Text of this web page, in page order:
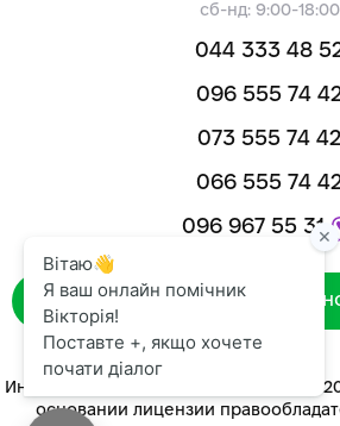
сб-нд: 9:00-18:00
044 333 48
096 555 74
073 555 74 42
066 555 74
096 967 55 31
Зворотний
Интернет-магазин «ЯБЛУКОМ™» 2014-
основании лицензии